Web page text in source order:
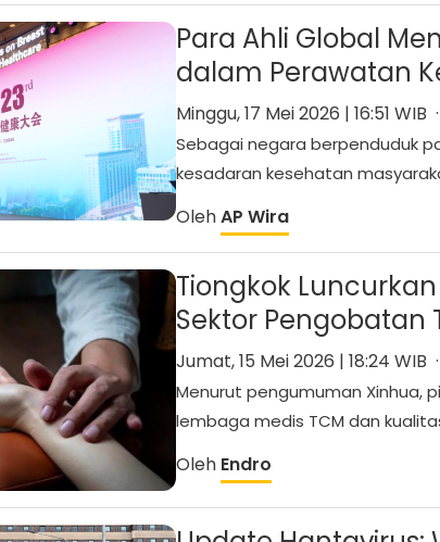
Para Ahli Global
dalam Perawatan
Minggu, 17 Mei 2026 | 16:51 WIB ·
Sebagai negara berpenduduk
kesadaran kesehatan
OlehAP Wira
Tiongkok
Sektor Pengobatan
Jumat, 15 Mei 2026 | 18:24 WIB ·
Menurut pengumuman Xinhua,
lembaga medis TCM dan
Oleh Endro